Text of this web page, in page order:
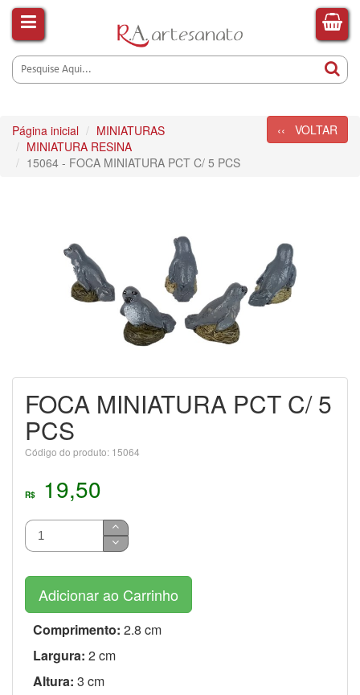
‹‹ VOLTAR
Página inicial
MINIATURAS
MINIATURA RESINA
15064 - FOCA MINIATURA PCT C/ 5 PCS
FOCA MINIATURA PCT C/ 5
PCS
Código do produto: 15064
R$ 19,50
Adicionar ao Carrinho
Comprimento: 2.8 cm
Largura: 2 cm
Altura: 3 cm